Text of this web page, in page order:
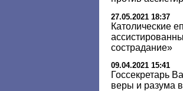
27.05.2021 18:37
Католические
сострадание»
09.04.2021 15:41
Госсекретарь
веры и разума